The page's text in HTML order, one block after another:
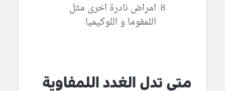
امراض نادرة اخرى مثل
اللمفوما و اللوكيميا
متى تدل الغدد اللمفاوية